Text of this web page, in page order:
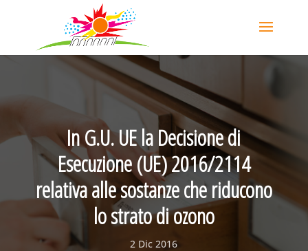
In G.U. UE la Decisione di
Esecuzione (UE) 2016/2114
relativa alle sostanze che riducono
lo strato di ozono
2 Dic 2016